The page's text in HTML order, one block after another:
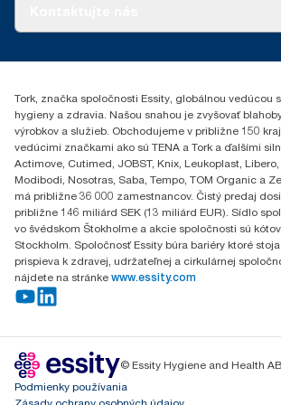
Essity Slovakia s.r.o.
049 12 Gemerská Hôrka
Tork, značka spoločnosti Essity, globálnou vedúcou
hygieny a zdravia. Našou snahou je zvyšovať
výrobkov a služieb. Obchodujeme v približne 150
vedúcimi značkami ako sú TENA a Tork a ďalšími
Actimove, Cutimed, JOBST, Knix, Leukoplast,
Modibodi, Nosotras, Saba, Tempo, TOM Organic a
má približne 36 000 zamestnancov. Čistý predaj
približne 146 miliárd SEK (13 miliárd EUR). Sídlo
vo švédskom Štokholme a akcie spoločnosti sú
Stockholm. Spoločnosť Essity búra bariéry ktoré
prispieva k zdravej, udržateľnej a cirkulárnej
nájdete na stránke www.essity.com
© Essity Hygiene and Health AB
Podmienky používania